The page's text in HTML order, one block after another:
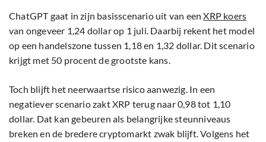
ChatGPT gaat in zijn basisscenario uit van eenXRP koers
van ongeveer 1,24 dollar op 1 juli. Daarbij rekent het model
op een handelszone tussen 1,18 en 1,32 dollar. Dit scenario
krijgt met 50 procent de grootste kans.
Toch blijft het neerwaartse risico aanwezig. In een
negatiever scenario zakt XRP terug naar 0,98 tot 1,10
dollar. Dat kan gebeuren als belangrijke steunniveaus
breken en de bredere cryptomarkt zwak blijft. Volgens het